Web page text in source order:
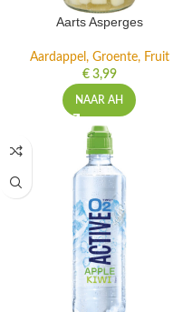
Aarts Asperges
Aardappel, Groente, Fruit
€3,99
NAAR AH